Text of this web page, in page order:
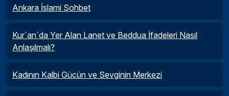
Ankara İslami Sohbet
Kur`an`da Yer Alan Lanet ve Beddua İfadeleri Nasıl
Anlaşılmalı?
Kadının Kalbi Gücün ve Sevginin Merkezi